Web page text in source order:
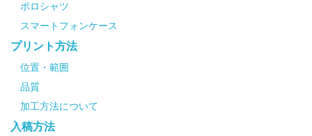
ポロシャツ
スマートフォンケース
プリント方法
位置・範囲
品質
加工方法について
入稿方法